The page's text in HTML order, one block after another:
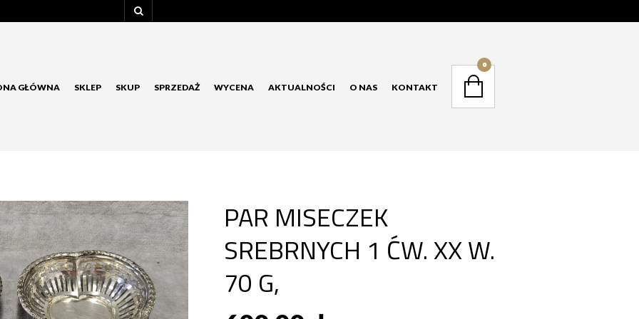
GŁÓWNA SKLEP SKUP SPRZEDAŻ WYCENA AKTUALNOŚCI O NAS KONTAKT
0
PAR MISECZEK
SREBRNYCH 1 ĆW. XX W.
70 G,